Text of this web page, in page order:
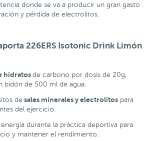
donde se va a producir un gran gasto
y pérdida de electrolitos.
226ERS Isotonic Drink Limón
hidratos de carbono por dosis de 20g,
bidón de 500 ml de agua.
de sales minerales y electrolitos para
del ejercicio.
durante la práctica deportiva para
y mantener el rendimiento.